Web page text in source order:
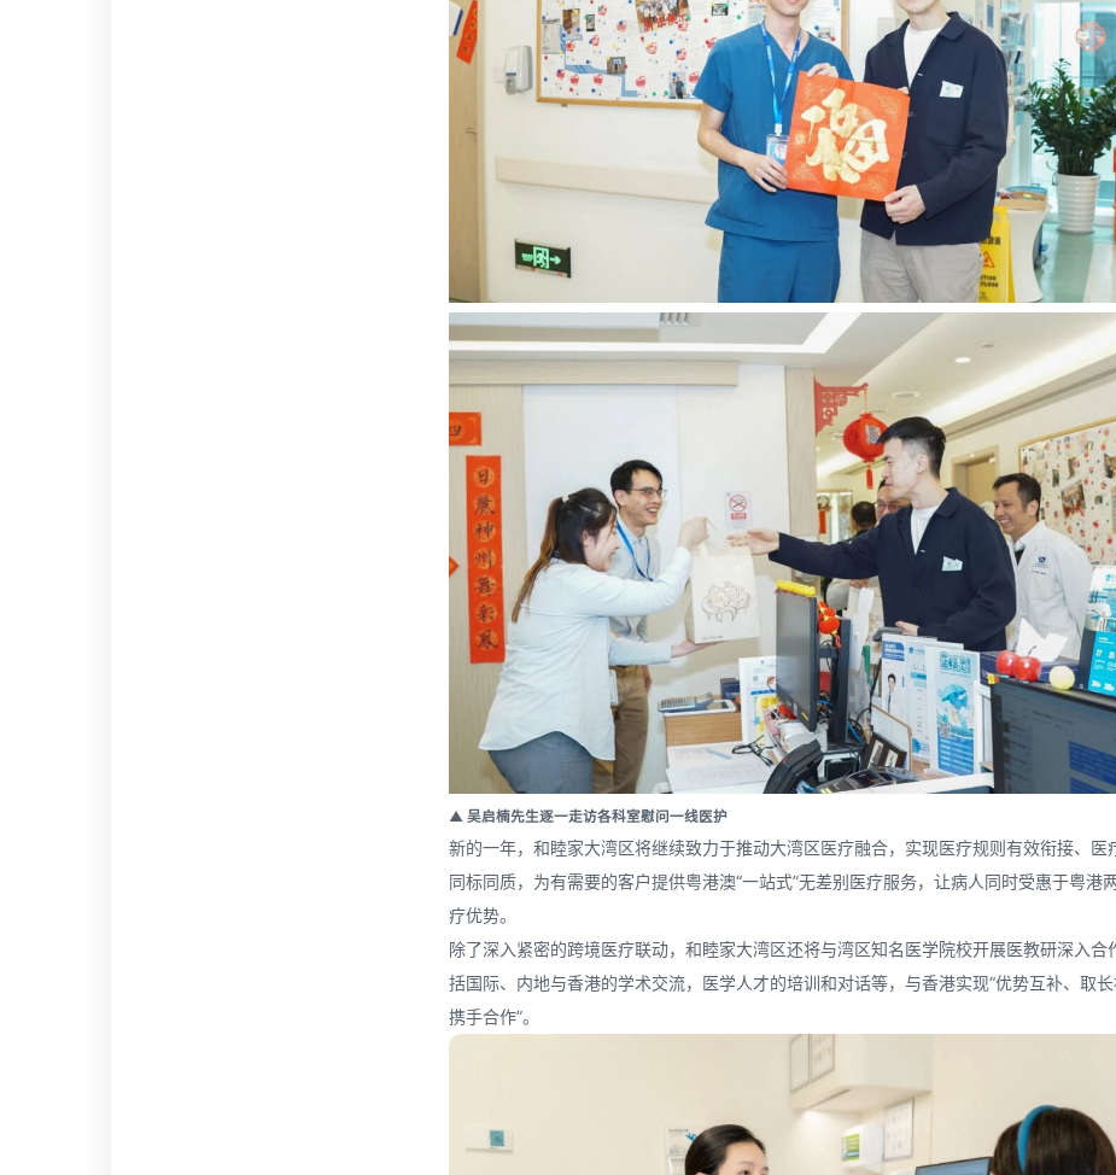
▲ 吴启楠先生逐一走访各科室慰问一线医护
新的一年，和睦家大湾区将继续致力于推动大湾区医疗融合，实现医疗规则有效衔接、医
同标同质，为有需要的客户提供粤港澳“一站式”无差别医疗服务，让病人同时受惠于粤港
疗优势。
除了深入紧密的跨境医疗联动，和睦家大湾区还将与湾区知名医学院校开展医教研深入合
括国际、内地与香港的学术交流，医学人才的培训和对话等，与香港实现“优势互补、取长
携手合作”。